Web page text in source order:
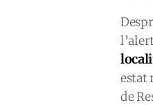
estat
de